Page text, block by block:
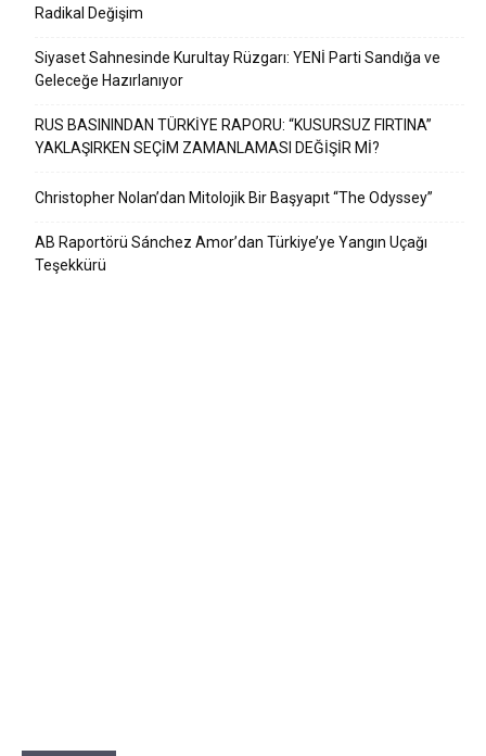
Radikal Değişim
Siyaset Sahnesinde Kurultay Rüzgarı: YENİ Parti Sandığa ve
Geleceğe Hazırlanıyor
RUS BASININDAN TÜRKİYE RAPORU: “KUSURSUZ FIRTINA”
YAKLAŞIRKEN SEÇİM ZAMANLAMASI DEĞİŞİR Mİ?
Christopher Nolan’dan Mitolojik Bir Başyapıt “The Odyssey”
AB Raportörü Sánchez Amor’dan Türkiye’ye Yangın Uçağı
Teşekkürü